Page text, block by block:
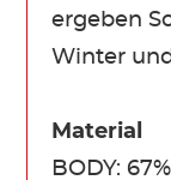
ergeben
Winter
Material
BODY: